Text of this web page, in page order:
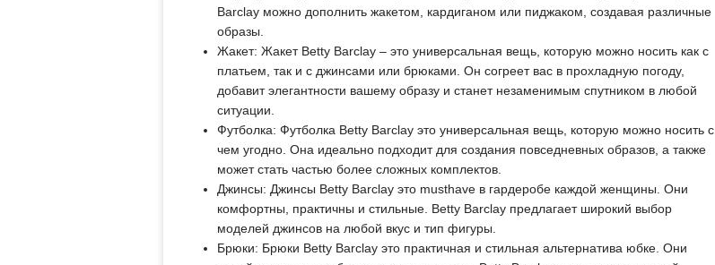
Barclay можно дополнить жакетом, кардиганом или пиджаком, создавая различные
образы.
Жакет: Жакет Betty Barclay – это универсальная вещь, которую можно носить как с
платьем, так и с джинсами или брюками. Он согреет вас в прохладную погоду,
добавит элегантности вашему образу и станет незаменимым спутником в любой
ситуации.
Футболка: Футболка Betty Barclay это универсальная вещь, которую можно носить с
чем угодно. Она идеально подходит для создания повседневных образов, а также
может стать частью более сложных комплектов.
Джинсы: Джинсы Betty Barclay это musthave в гардеробе каждой женщины. Они
комфортны, практичны и стильные. Betty Barclay предлагает широкий выбор
моделей джинсов на любой вкус и тип фигуры.
Брюки: Брюки Betty Barclay это практичная и стильная альтернатива юбке. Они